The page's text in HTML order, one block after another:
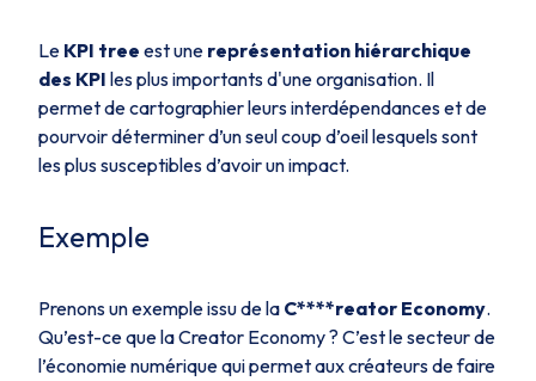
Le KPI tree est une représentation hiérarchique
des KPI les plus importants d'une organisation. Il
permet de cartographier leurs interdépendances et de
pourvoir déterminer d’un seul coup d’oeil lesquels sont
les plus susceptibles d’avoir un impact.
Exemple
Prenons un exemple issu de la C****reator Economy.
Qu’est-ce que la Creator Economy ? C’est le secteur de
l’économie numérique qui permet aux créateurs de faire